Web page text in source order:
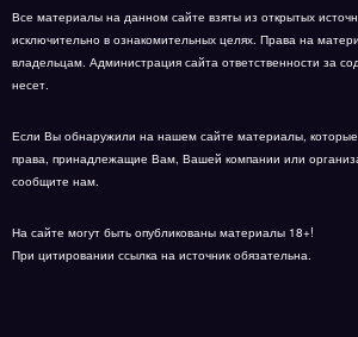
Все материалы на данном сайте взяты из открытых
исключительно в ознакомительных целях. Права на
владельцам. Администрация сайта ответственности за
несет.
Если Вы обнаружили на нашем сайте материалы,
права, принадлежащие Вам, Вашей компании или
сообщите нам.
На сайте могут быть опубликованы материалы 18+!
При цитировании ссылка на источник обязательна.